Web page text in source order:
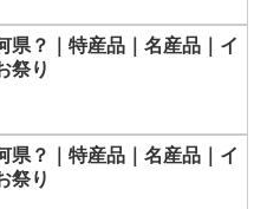
県？｜特産品｜名産品｜イ
祭り
県？｜特産品｜名産品｜イ
祭り